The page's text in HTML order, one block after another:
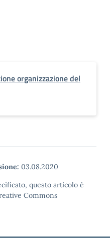
organizzazione del
03.08.2020
questo articolo è
Commons